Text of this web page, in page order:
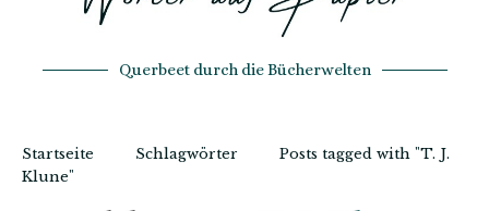
Querbeet durch die Bücherwelten
Startseite Schlagwörter
Posts tagged with "T. J.
Klune"